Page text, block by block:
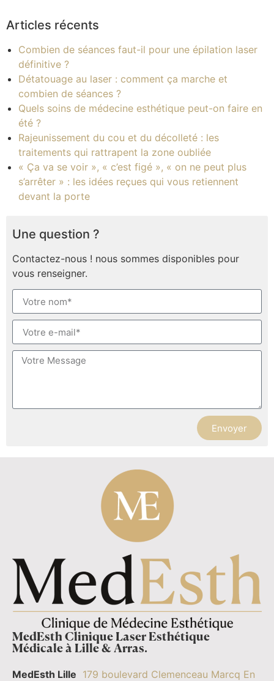
Articles récents
Combien de séances faut-il pour une épilation laser
définitive ?
Détatouage au laser : comment ça marche et
combien de séances ?
Quels soins de médecine esthétique peut-on faire en
été ?
Rajeunissement du cou et du décolleté : les
traitements qui rattrapent la zone oubliée
« Ça va se voir », « c’est figé », « on ne peut plus
s’arrêter » : les idées reçues qui vous retiennent
devant la porte
Une question ?
Contactez-nous ! nous sommes disponibles pour
vous renseigner.
Envoyer
MedEsth Clinique Laser Esthétique
Médicale à Lille & Arras.
MedEsth Lille 179 boulevard Clemenceau Marcq En